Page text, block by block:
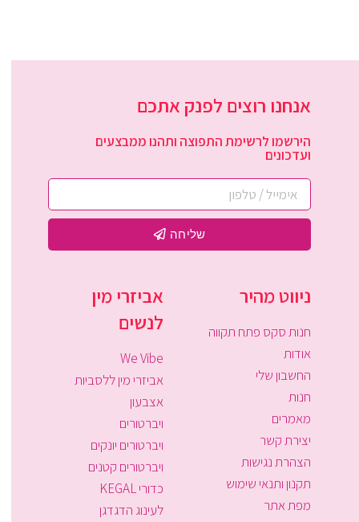
אנחנו רוצים לפנק אתכם
הירשמו לרשימת התפוצה ותהנו ממבצעים
ועדכונים
שליחה
ניווט מהיר
חנות סקס פתח תקווה
אודות
החשבון שלי
חנות
מאמרים
יצירת קשר
הצהרת נגישות
תקנון ותנאי שימוש
מפת אתר
אביזרי מין
לנשים
We Vibe
אביזרי מין ללסביות
אצבעון
ויברטורים
ויברטורים יונקים
ויברטורים קטנים
כדורי KEGAL
לעינוג הדגדגן